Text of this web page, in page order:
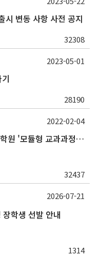
시 변동 사항 사전 공지
32308
28190
2023-05-01
SNU Inno-Edu 프로젝트 보건대학원 '모듈형 교과과정' 안내(revised 2022/2/28)
32437
2022-02-04
학생 선발 안내
1314
2026-07-21